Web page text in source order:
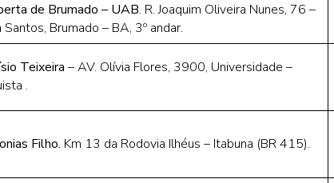
de Brumado – UAB. R. Joaquim Oliveira Nunes, 76 –
Brumado – BA, 3º andar.
Teixeira – AV. Olívia Flores, 3900, Universidade –
.
Filho. Km 13 da Rodovia Ilhéus – Itabuna (BR 415).